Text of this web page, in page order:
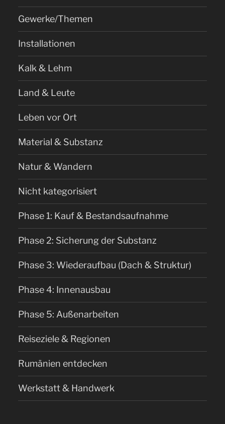
Gewerke/Themen
Installationen
Kalk & Lehm
Land & Leute
Leben vor Ort
Material & Substanz
Natur & Wandern
Nicht kategorisiert
Phase 1: Kauf & Bestandsaufnahme
Phase 2: Sicherung der Substanz
Phase 3: Wiederaufbau (Dach & Struktur)
Phase 4: Innenausbau
Phase 5: Außenarbeiten
Reiseziele & Regionen
Rumänien entdecken
Werkstatt & Handwerk